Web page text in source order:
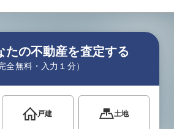
たの不動産を査定する
完全無料・入力１分）
戸建 土地